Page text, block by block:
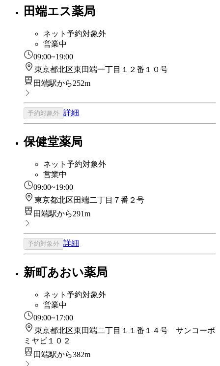
田端エス薬局
ネット予約対象外
営業中
09:00~19:00
東京都北区東田端一丁目１２番１０号
田端駅から252m
予約対象外 詳細
保健堂薬局
ネット予約対象外
営業中
09:00~19:00
東京都北区田端二丁目７番２号
田端駅から291m
予約対象外 詳細
新町あおい薬局
ネット予約対象外
営業中
09:00~17:00
東京都北区東田端二丁目１１番１４号 サンコーポ
ミヤビ１０２
田端駅から382m